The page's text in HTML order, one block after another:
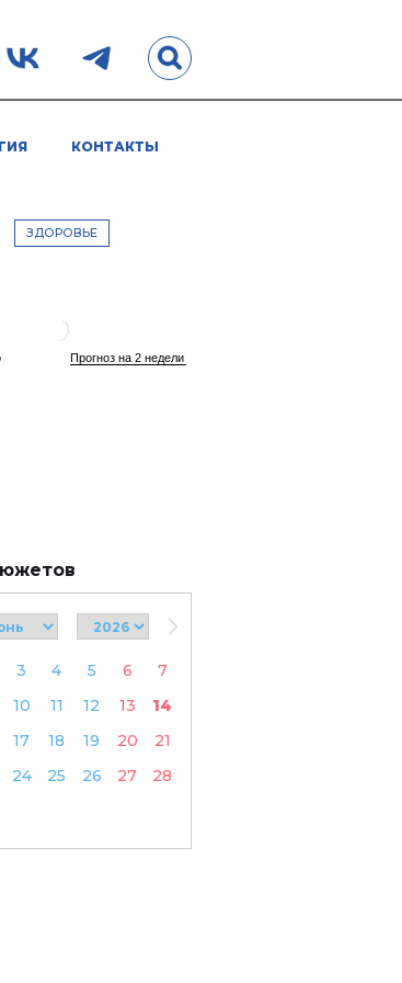
КОНТАКТЫ
ЗДОРОВЬЕ
3 4 5 6
7
10 11 12 13
14
17 18 19 20
21
24 25 26 27
28